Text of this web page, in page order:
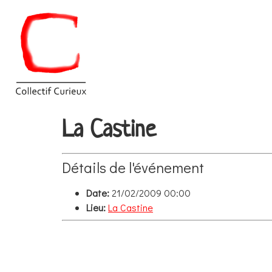
La Castine
Détails de l'événement
Date:21/02/2009 00:00
Lieu:La Castine